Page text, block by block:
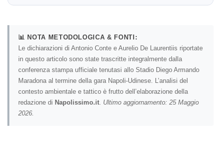
📊 NOTA METODOLOGICA & FONTI:
Le dichiarazioni di Antonio Conte e Aurelio De Laurentiis riportate
in questo articolo sono state trascritte integralmente dalla
conferenza stampa ufficiale tenutasi allo Stadio Diego Armando
Maradona al termine della gara Napoli-Udinese. L’analisi del
contesto ambientale e tattico è frutto dell’elaborazione della
redazione di Napolissimo.it. Ultimo aggiornamento: 25 Maggio
2026.